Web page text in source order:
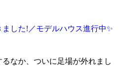
した!／モデルハウス進行中✨
なか、ついに足場が外れまし